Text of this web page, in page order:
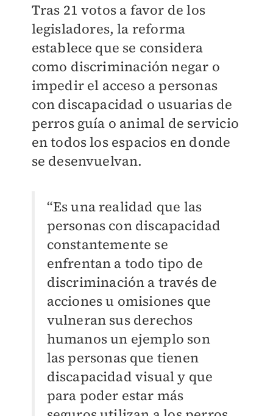
Tras 21 votos a favor de los
legisladores, la reforma
establece que se considera
como discriminación negar o
impedir el acceso a personas
con discapacidad o usuarias de
perros guía o animal de servicio
en todos los espacios en donde
se desenvuelvan.
“Es una realidad que las
personas con discapacidad
constantemente se
enfrentan a todo tipo de
discriminación a través de
acciones u omisiones que
vulneran sus derechos
humanos un ejemplo son
las personas que tienen
discapacidad visual y que
para poder estar más